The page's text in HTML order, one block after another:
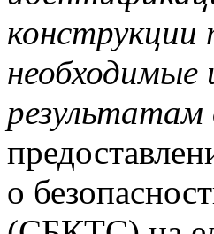
конструкции
необходимые
о